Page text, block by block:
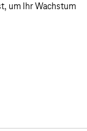
um Ihr Wachstum